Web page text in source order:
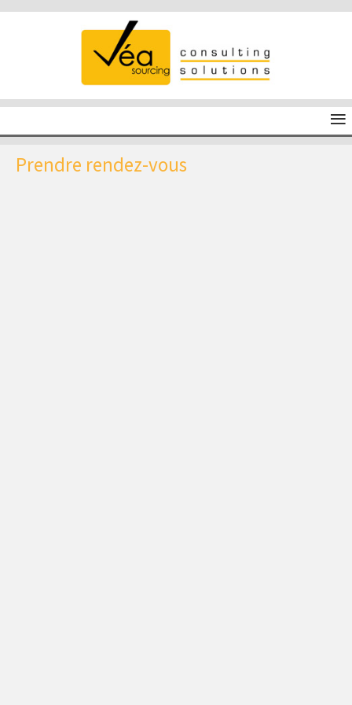
≡
Prendre rendez-vous